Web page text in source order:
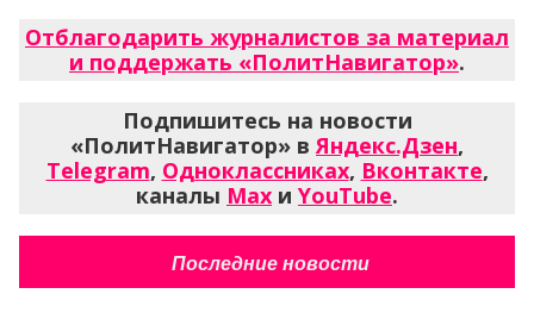
Отблагодарить журналистов за материал
и поддержать «ПолитНавигатор».
Подпишитесь на новости
«ПолитНавигатор» в Яндекс.Дзен,
Telegram, Одноклассниках, Вконтакте,
каналы Max и YouTube.
Последние новости